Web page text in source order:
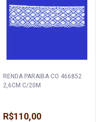
RENDA PARAIBA CO 466852
2,6CM C/20M
R$110,00